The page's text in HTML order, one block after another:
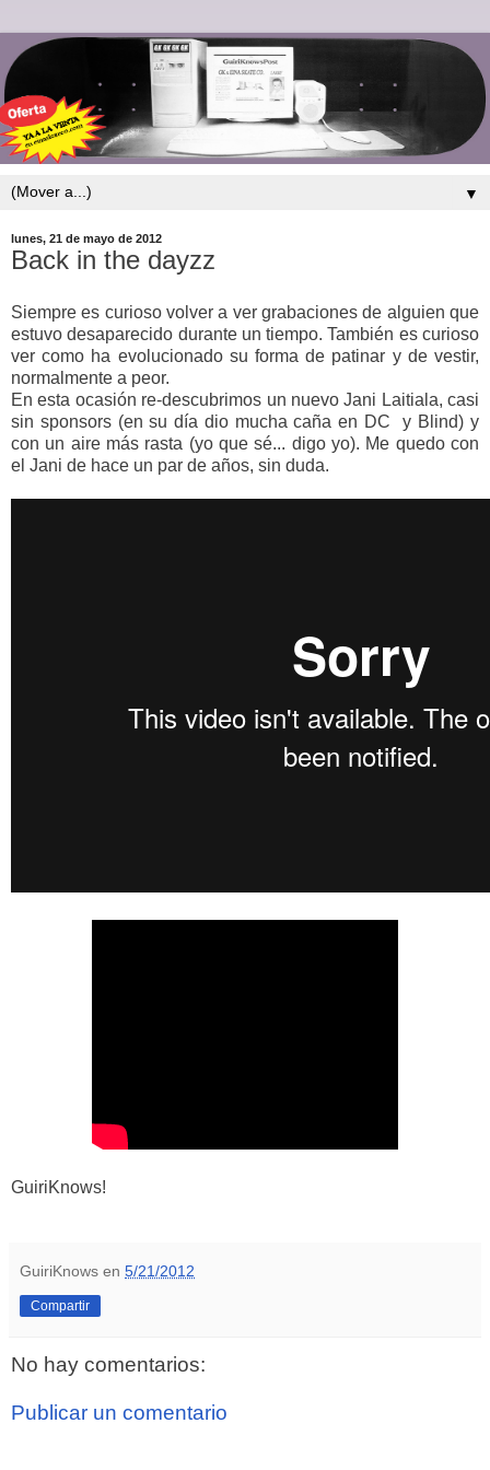
▼
lunes, 21 de mayo de 2012
Back in the dayzz
Siempre es curioso volver a ver grabaciones de alguien que
estuvo desaparecido durante un tiempo. También es curioso
ver como ha evolucionado su forma de patinar y de vestir,
normalmente a peor.
En esta ocasión re-descubrimos un nuevo Jani Laitiala, casi
sin sponsors (en su día dio mucha caña en DC y Blind) y
con un aire más rasta (yo que sé... digo yo). Me quedo con
el Jani de hace un par de años, sin duda.
GuiriKnows!
GuiriKnows en 5/21/2012
Compartir
No hay comentarios:
Publicar un comentario